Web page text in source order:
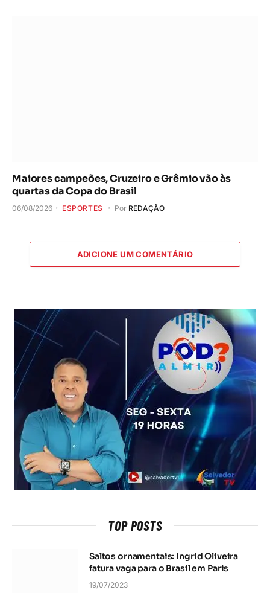
Maiores campeões, Cruzeiro e Grêmio vão às
quartas da Copa do Brasil
06/08/2026 ESPORTES Por REDAÇÃO
ADICIONE UM COMENTÁRIO
TOP POSTS
Saltos ornamentais: Ingrid Oliveira
fatura vaga para o Brasil em Paris
19/07/2023